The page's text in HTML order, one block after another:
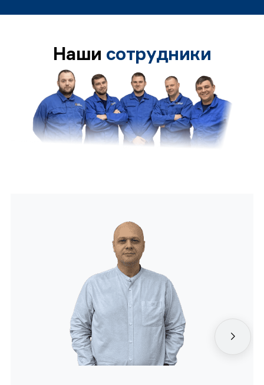
Наши сотрудники